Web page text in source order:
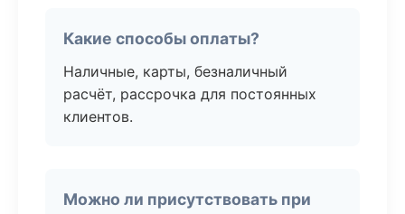
Какие способы оплаты?
Наличные, карты, безналичный
расчёт, рассрочка для постоянных
клиентов.
Можно ли присутствовать при